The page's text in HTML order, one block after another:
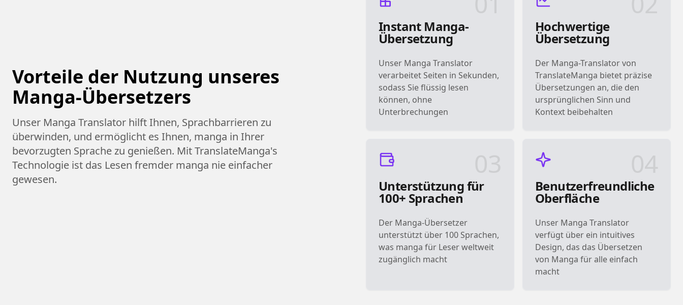
Vorteile der Nutzung unseres
Manga-Übersetzers
Unser Manga Translator hilft Ihnen, Sprachbarrieren zu
überwinden, und ermöglicht es Ihnen, manga in Ihrer
bevorzugten Sprache zu genießen. Mit TranslateManga's
Technologie ist das Lesen fremder manga nie einfacher
gewesen.
Instant Manga-
Übersetzung
Unser Manga Translator
verarbeitet Seiten in Sekunden,
sodass Sie flüssig lesen
können, ohne
Unterbrechungen
Hochwertige
Übersetzung
Der Manga-Translator von
TranslateManga bietet präzise
Übersetzungen an, die den
ursprünglichen Sinn und
Kontext beibehalten
Unterstützung für
100+ Sprachen
Der Manga-Übersetzer
unterstützt über 100 Sprachen,
was manga für Leser weltweit
zugänglich macht
Benutzerfreundliche
Oberfläche
Unser Manga Translator
verfügt über ein intuitives
Design, das das Übersetzen
von Manga für alle einfach
macht